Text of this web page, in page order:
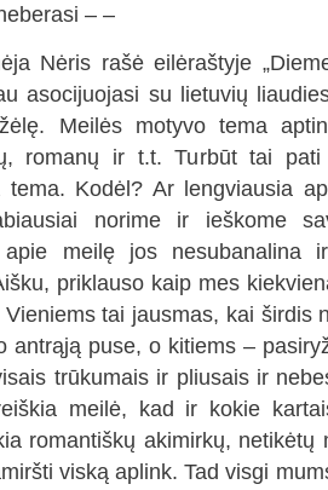
– –
Nėris rašė eilėraštyje
asocijuojasi su lietuvių
Meilės motyvo tema
romanų ir t.t. Turbūt tai pati
tema. Kodėl? Ar lengviausia
norime ir ieškome
apie meilę jos nesubanalina
priklauso kaip mes
tai jausmas, kai širdis
antrąją puse, o kitiems –
trūkumais ir pliusais ir
meilė, kad ir kokie
romantiškų akimirkų,
viską aplink. Tad visgi